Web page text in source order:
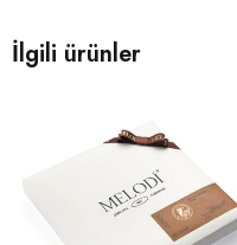
İlgili ürünler